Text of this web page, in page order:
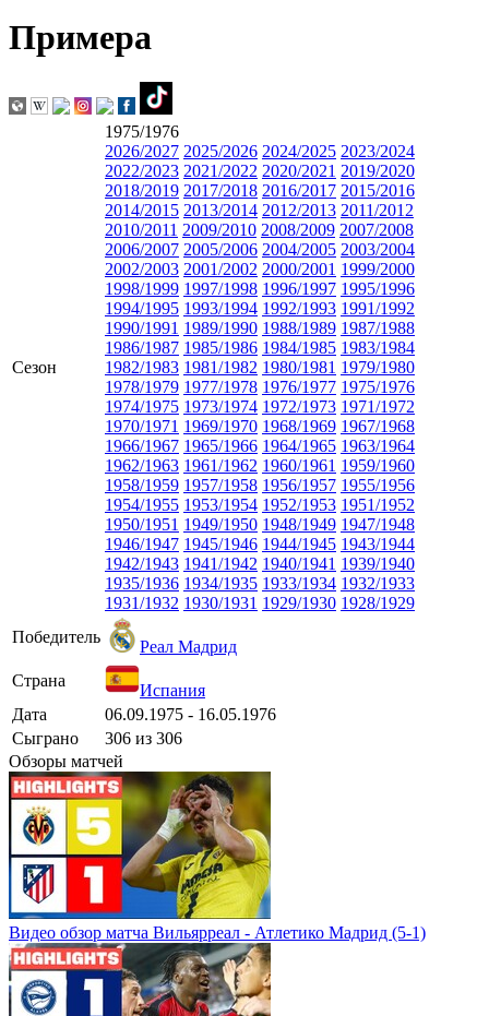
Примера
Сезон
1975/1976
2026/2027 2025/2026 2024/2025 2023/2024
2022/2023 2021/2022 2020/2021 2019/2020
2018/2019 2017/2018 2016/2017 2015/2016
2014/2015 2013/2014 2012/2013 2011/2012
2010/2011 2009/2010 2008/2009 2007/2008
2006/2007 2005/2006 2004/2005 2003/2004
2002/2003 2001/2002 2000/2001 1999/2000
1998/1999 1997/1998 1996/1997 1995/1996
1994/1995 1993/1994 1992/1993 1991/1992
1990/1991 1989/1990 1988/1989 1987/1988
1986/1987 1985/1986 1984/1985 1983/1984
1982/1983 1981/1982 1980/1981 1979/1980
1978/1979 1977/1978 1976/1977 1975/1976
1974/1975 1973/1974 1972/1973 1971/1972
1970/1971 1969/1970 1968/1969 1967/1968
1966/1967 1965/1966 1964/1965 1963/1964
1962/1963 1961/1962 1960/1961 1959/1960
1958/1959 1957/1958 1956/1957 1955/1956
1954/1955 1953/1954 1952/1953 1951/1952
1950/1951 1949/1950 1948/1949 1947/1948
1946/1947 1945/1946 1944/1945 1943/1944
1942/1943 1941/1942 1940/1941 1939/1940
1935/1936 1934/1935 1933/1934 1932/1933
1931/1932 1930/1931 1929/1930 1928/1929
Победитель
Реал Мадрид
Страна
Испания
Дата
06.09.1975 - 16.05.1976
Сыграно
306 из 306
Обзоры матчей
Видео обзор матча Вильярреал - Атлетико Мадрид (5-1)